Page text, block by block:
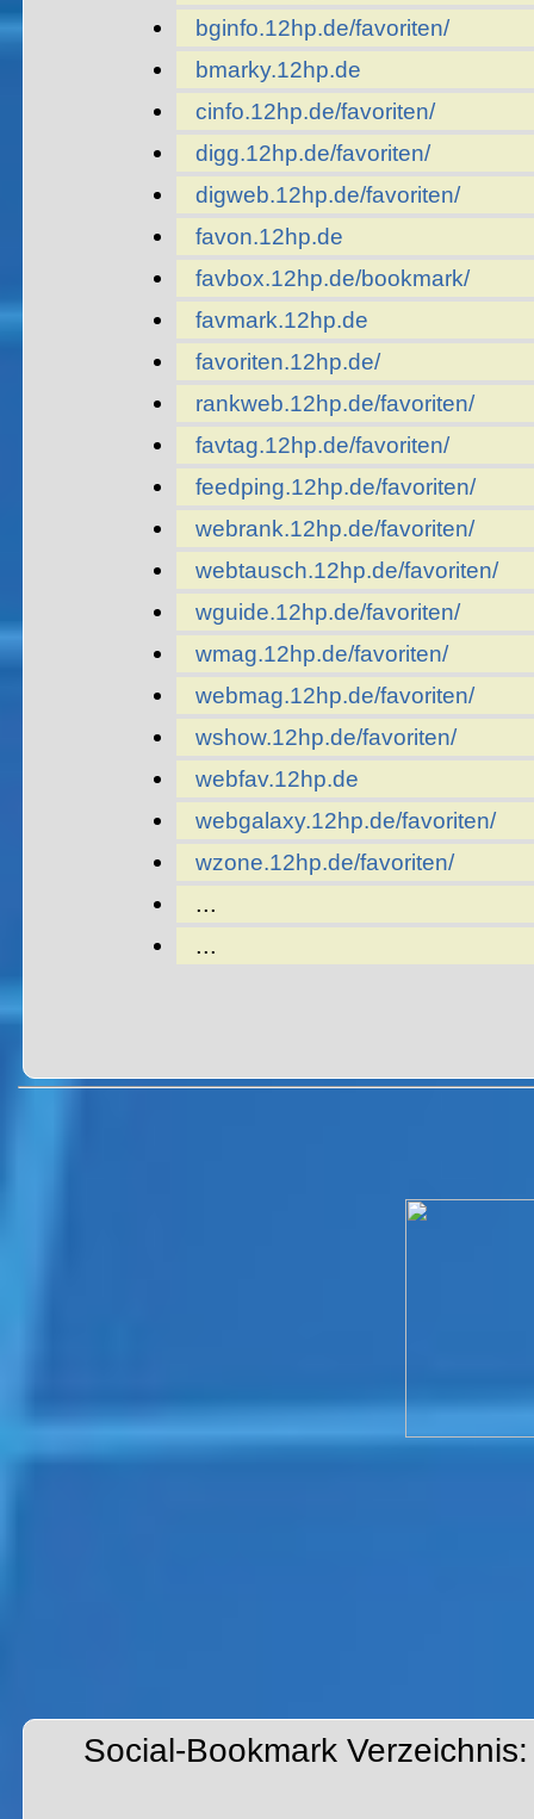
bginfo.12hp.de/favoriten/
bmarky.12hp.de
cinfo.12hp.de/favoriten/
digg.12hp.de/favoriten/
digweb.12hp.de/favoriten/
favon.12hp.de
favbox.12hp.de/bookmark/
favmark.12hp.de
favoriten.12hp.de/
rankweb.12hp.de/favoriten/
favtag.12hp.de/favoriten/
feedping.12hp.de/favoriten/
webrank.12hp.de/favoriten/
webtausch.12hp.de/favoriten/
wguide.12hp.de/favoriten/
wmag.12hp.de/favoriten/
webmag.12hp.de/favoriten/
wshow.12hp.de/favoriten/
webfav.12hp.de
webgalaxy.12hp.de/favoriten/
wzone.12hp.de/favoriten/
...
...
Social-Bookmark